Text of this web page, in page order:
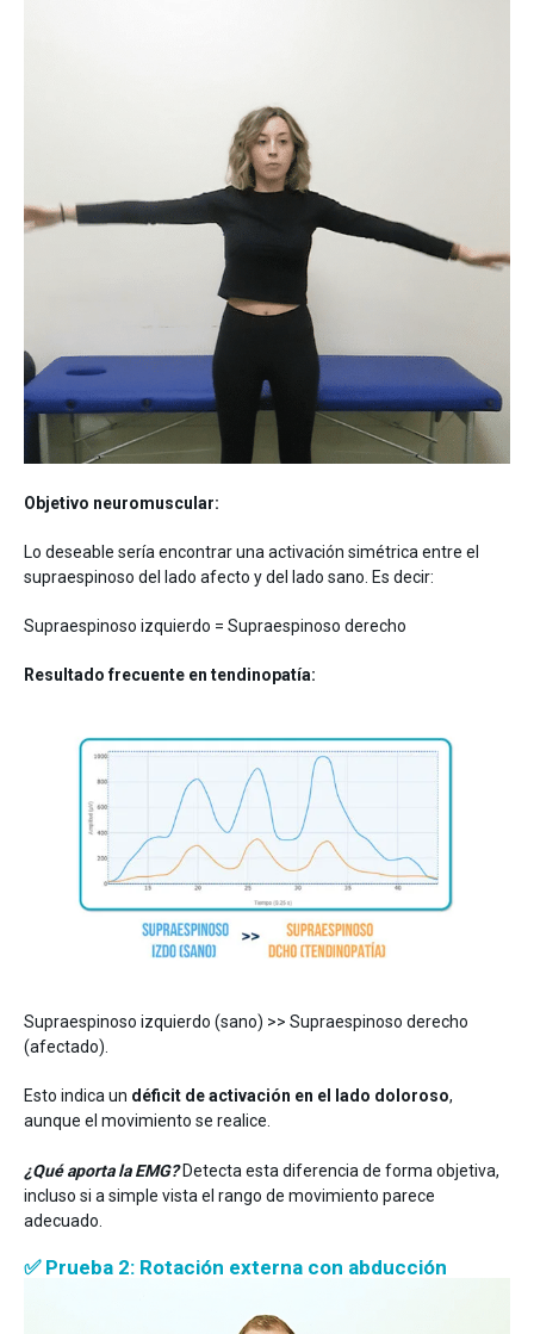
Objetivo neuromuscular:
Lo deseable sería encontrar una activación simétrica entre el
supraespinoso del lado afecto y del lado sano. Es decir:
Supraespinoso izquierdo = Supraespinoso derecho
Resultado frecuente en tendinopatía:
Supraespinoso izquierdo (sano) >> Supraespinoso derecho
(afectado).
Esto indica un déficit de activación en el lado doloroso,
aunque el movimiento se realice.
¿Qué aporta la EMG?Detecta esta diferencia de forma objetiva,
incluso si a simple vista el rango de movimiento parece
adecuado.
✅ Prueba 2: Rotación externa con abducción